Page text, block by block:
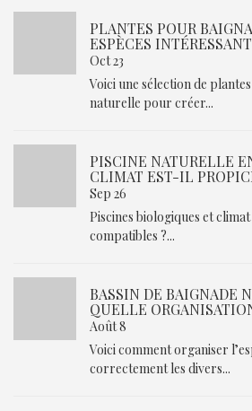
PLANTES POUR
ESPÈCES
Oct 23
Voici une sélection de
naturelle pour créer...
PISCINE NATURELLE
CLIMAT EST-IL
Sep 26
Piscines biologiques et
compatibles ?...
BASSIN DE BAIGNADE
QUELLE
Août 8
Voici comment organiser
correctement les divers...